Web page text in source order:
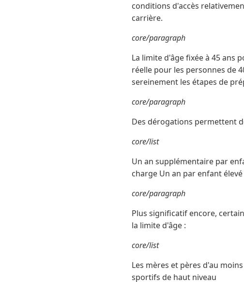
conditions d'accès
carrière.
core/paragraph
La limite d'âge fixée à 45 ans
réelle pour les personnes de
sereinement les étapes de
core/paragraph
Des dérogations permettent
core/list
Un an supplémentaire par
charge Un an par enfant
core/paragraph
Plus significatif encore,
la limite d'âge :
core/list
Les mères et pères d'au
sportifs de haut niveau